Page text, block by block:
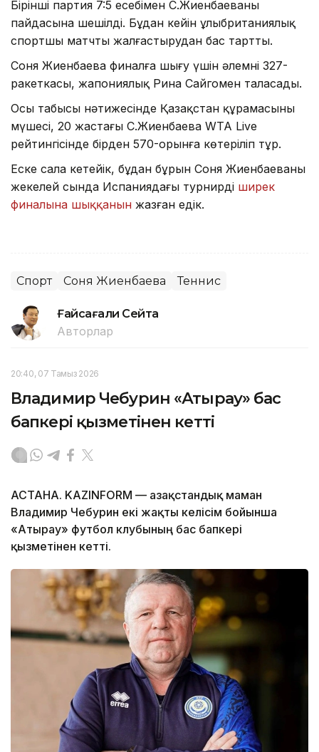
Бірінші партия 7:5 есебімен С.Жиенбаеваның
пайдасына шешілді. Бұдан кейін ұлыбританиялық
спортшы матчты жалғастырудан бас тартты.
Соня Жиенбаева финалға шығу үшін әлемнің 327-
ракеткасы, жапониялық Рина Сайгомен таласады.
Осы табысы нәтижесінде Қазақстан құрамасының
мүшесі, 20 жастағы С.Жиенбаева WTA Live
рейтингісінде бірден 570-орынға көтеріліп тұр.
Еске сала кетейік, бұдан бұрын Соня Жиенбаеваның
жекелей сында Испаниядағы турнирдің ширек
финалына шыққанын жазған едік.
Спорт Соня Жиенбаева Теннис
Ғайсағали Сейтақ
Авторлар
20:40, 07 Тамыз 2026
Владимир Чебурин «Атырау» бас
бапкері қызметінен кетті
АСТАНА. KAZINFORM — Қазақстандық маман
Владимир Чебурин екі жақты келісім бойынша
«Атырау» футбол клубының бас бапкері
қызметінен кетті.